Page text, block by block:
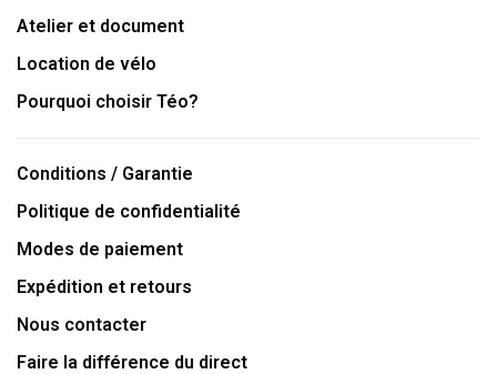
Atelier et document
Location de vélo
Pourquoi choisir Téo?
Conditions / Garantie
Politique de confidentialité
Modes de paiement
Expédition et retours
Nous contacter
Faire la différence du direct